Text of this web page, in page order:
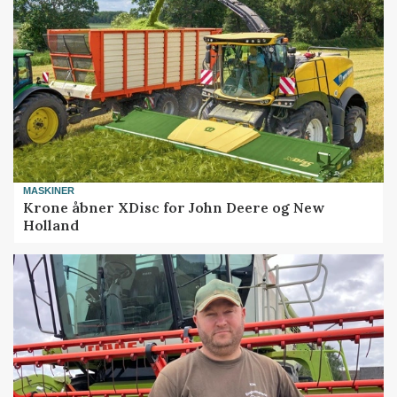
MASKINER
Krone åbner XDisc for John Deere og New
Holland